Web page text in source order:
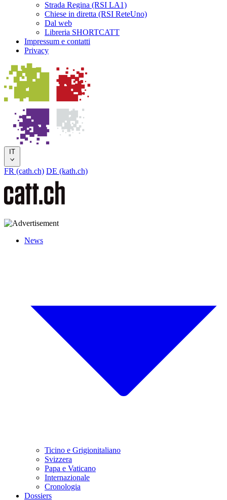
Strada Regina (RSI LA1)
Chiese in diretta (RSI ReteUno)
Dal web
Libreria SHORTCATT
Impressum e contatti
Privacy
IT
FR (cath.ch) DE (kath.ch)
News
Ticino e Grigionitaliano
Svizzera
Papa e Vaticano
Internazionale
Cronologia
Dossiers